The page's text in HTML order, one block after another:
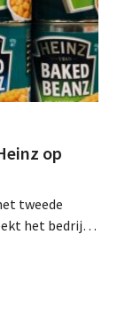
op
tweede
het bedrijf